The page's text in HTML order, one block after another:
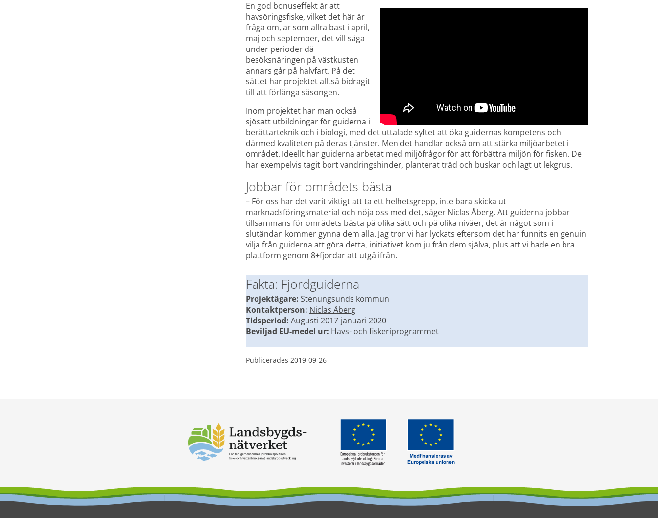
En god bonuseffekt är att
havsöringsfiske, vilket det här är
fråga om, är som allra bäst i april,
maj och september, det vill säga
under perioder då
besöksnäringen på västkusten
annars går på halvfart. På det
sättet har projektet alltså bidragit
till att förlänga säsongen.
Inom projektet har man också
sjösatt utbildningar för guiderna i
berättarteknik och i biologi, med det uttalade syftet att öka guidernas kompetens och
därmed kvaliteten på deras tjänster. Men det handlar också om att stärka miljöarbetet i
området. Ideellt har guiderna arbetat med miljöfrågor för att förbättra miljön för fisken. De
har exempelvis tagit bort vandringshinder, planterat träd och buskar och lagt ut lekgrus.
Jobbar för områdets bästa
– För oss har det varit viktigt att ta ett helhetsgrepp, inte bara skicka ut
marknadsföringsmaterial och nöja oss med det, säger Niclas Åberg. Att guiderna jobbar
tillsammans för områdets bästa på olika sätt och på olika nivåer, det är något som i
slutändan kommer gynna dem alla. Jag tror vi har lyckats eftersom det har funnits en genuin
vilja från guiderna att göra detta, initiativet kom ju från dem själva, plus att vi hade en bra
plattform genom 8+fjordar att utgå ifrån.
Fakta: Fjordguiderna
Projektägare: Stenungsunds kommun
Kontaktperson: Niclas Åberg
Tidsperiod: Augusti 2017-januari 2020
Beviljad EU-medel ur: Havs- och fiskeriprogrammet
Publicerades 2019-09-26